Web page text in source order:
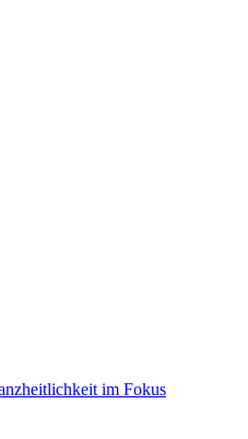
im Fokus